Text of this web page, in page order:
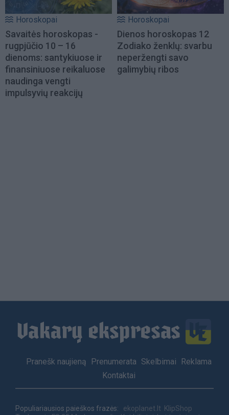
Horoskopai
Savaitės horoskopas -
rugpjūčio 10 – 16
dienoms: santykiuose ir
finansiniuose reikaluose
naudinga vengti
impulsyvių reakcijų
Horoskopai
Dienos horoskopas 12
Zodiako ženklų: svarbu
neperžengti savo
galimybių ribos
Footer
Pranešk naujieną Prenumerata Skelbimai
Reklama
Kontaktai
Populiariausios paieškos frazės: ekoplanet.lt KlipShop